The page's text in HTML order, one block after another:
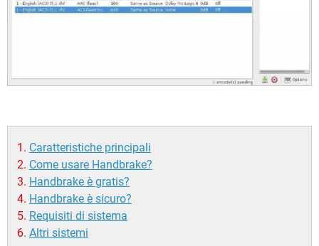
Caratteristiche principali
Come usare Handbrake?
Handbrake è gratis?
Handbrake è sicuro?
Requisiti di sistema
Altri sistemi